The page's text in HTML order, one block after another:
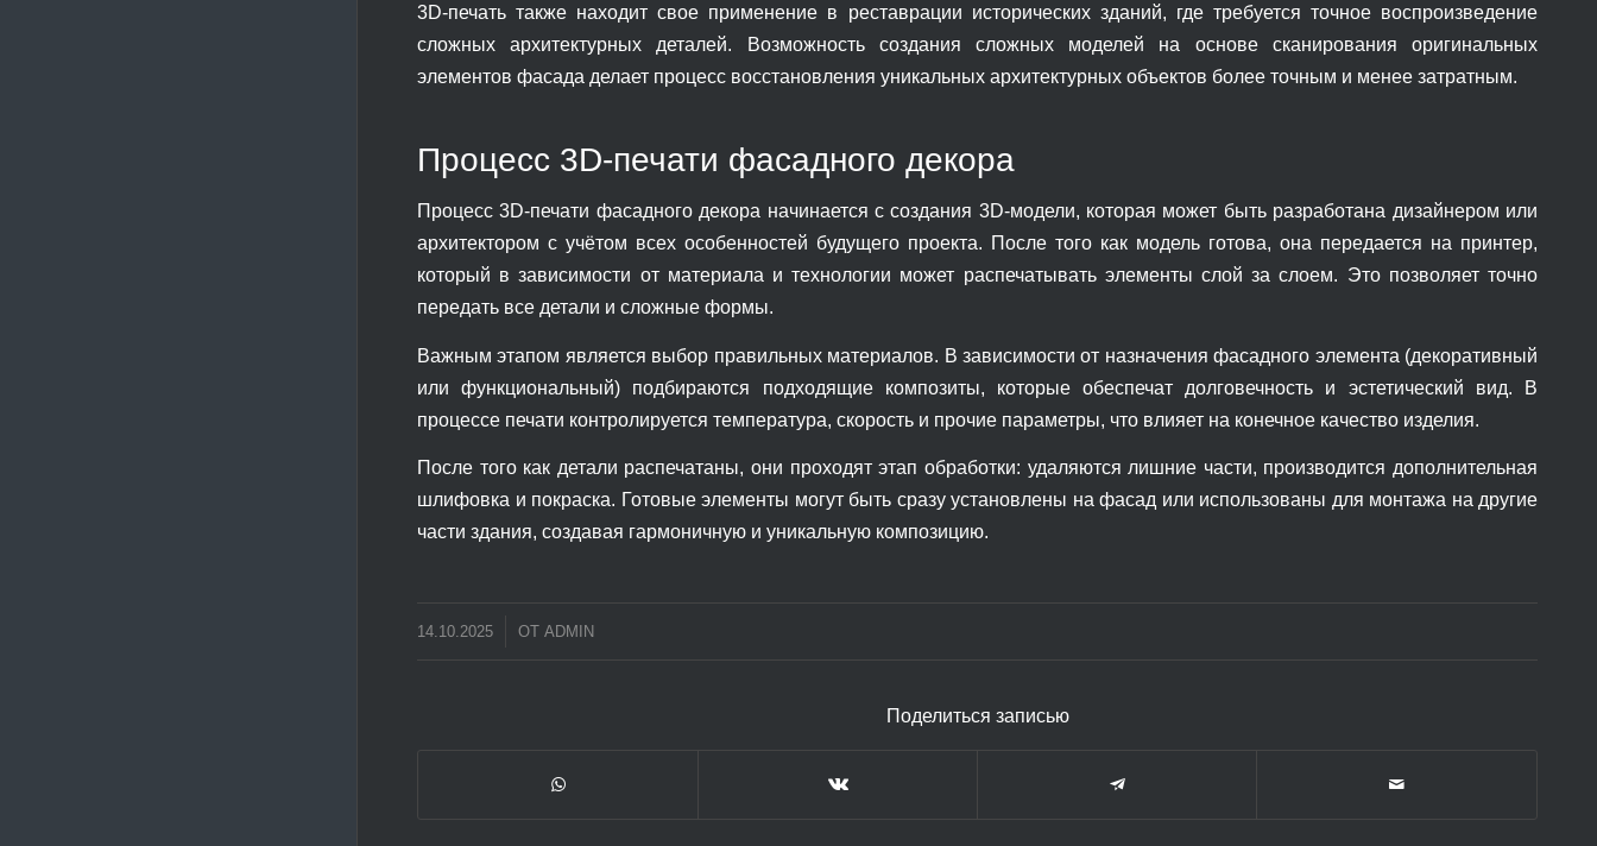
3D-печать также находит свое применение в реставрации исторических зданий, где требуется точное воспроизведение
сложных архитектурных деталей. Возможность создания сложных моделей на основе сканирования оригинальных
элементов фасада делает процесс восстановления уникальных архитектурных объектов более точным и менее затратным.
Процесс 3D-печати фасадного декора
Процесс 3D-печати фасадного декора начинается с создания 3D-модели, которая может быть разработана дизайнером или
архитектором с учётом всех особенностей будущего проекта. После того как модель готова, она передается на принтер,
который в зависимости от материала и технологии может распечатывать элементы слой за слоем. Это позволяет точно
передать все детали и сложные формы.
Важным этапом является выбор правильных материалов. В зависимости от назначения фасадного элемента (декоративный
или функциональный) подбираются подходящие композиты, которые обеспечат долговечность и эстетический вид. В
процессе печати контролируется температура, скорость и прочие параметры, что влияет на конечное качество изделия.
После того как детали распечатаны, они проходят этап обработки: удаляются лишние части, производится дополнительная
шлифовка и покраска. Готовые элементы могут быть сразу установлены на фасад или использованы для монтажа на другие
части здания, создавая гармоничную и уникальную композицию.
14.10.2025 ОТ ADMIN
Поделиться записью